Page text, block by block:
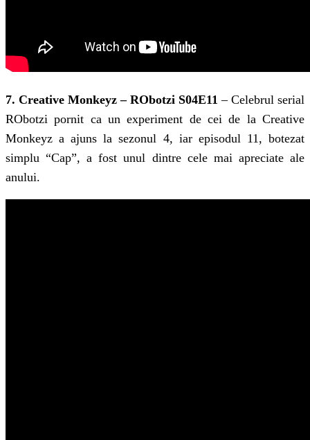
7. Creative Monkeyz – RObotzi S04E11 – Celebrul serial
RObotzi pornit ca un experiment de cei de la Creative
Monkeyz a ajuns la sezonul 4, iar episodul 11, botezat
simplu “Cap”, a fost unul dintre cele mai apreciate ale
anului.